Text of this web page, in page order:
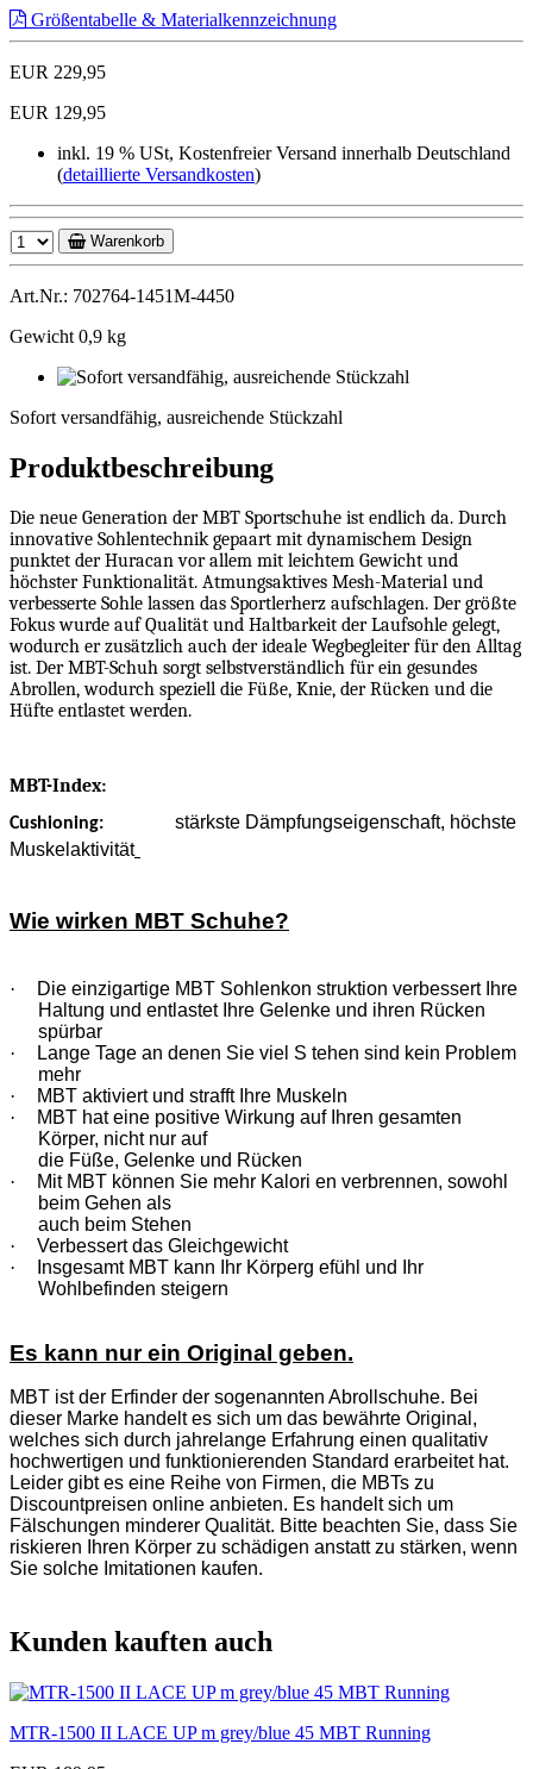
Größentabelle & Materialkennzeichnung
EUR 229,95
EUR 129,95
inkl. 19 % USt, Kostenfreier Versand innerhalb Deutschland
(detaillierte Versandkosten)
Warenkorb
Art.Nr.: 702764-1451M-4450
Gewicht 0,9 kg
Sofort versandfähig, ausreichende Stückzahl
Produktbeschreibung
Die neue Generation der MBT Sportschuhe ist endlich da. Durch
innovative Sohlentechnik gepaart mit dynamischem Design
punktet der Huracan vor allem mit leichtem Gewicht und
höchster Funktionalität. Atmungsaktives Mesh-Material und
verbesserte Sohle lassen das Sportlerherz aufschlagen. Der größte
Fokus wurde auf Qualität und Haltbarkeit der Laufsohle gelegt,
wodurch er zusätzlich auch der ideale Wegbegleiter für den Alltag
ist. Der MBT-Schuh sorgt selbstverständlich für ein gesundes
Abrollen, wodurch speziell die Füße, Knie, der Rücken und die
Hüfte entlastet werden.
MBT-Index:
Cushioning:
stärkste Dämpfungseigenschaft, höchste
Muskelaktivität
Wie wirken MBT Schuhe?
·
Die einzigartige MBT Sohlenkon struktion verbessert Ihre
Haltung und entlastet Ihre Gelenke und ihren Rücken
spürbar
·
Lange Tage an denen Sie viel S tehen sind kein Problem
mehr
·
MBT aktiviert und strafft Ihre Muskeln
·
MBT hat eine positive Wirkung auf Ihren gesamten
Körper, nicht nur auf
die Füße, Gelenke und Rücken
·
Mit MBT können Sie mehr Kalori en verbrennen, sowohl
beim Gehen als
auch beim Stehen
·
Verbessert das Gleichgewicht
·
Insgesamt MBT kann Ihr Körperg efühl und Ihr
Wohlbefinden steigern
Es kann nur ein Original geben.
MBT ist der Erfinder der sogenannten Abrollschuhe. Bei
dieser Marke handelt es sich um das bewährte Original,
welches sich durch jahrelange Erfahrung einen qualitativ
hochwertigen und funktionierenden Standard erarbeitet hat.
Leider gibt es eine Reihe von Firmen, die MBTs zu
Discountpreisen online anbieten. Es handelt sich um
Fälschungen minderer Qualität. Bitte beachten Sie, dass Sie
riskieren Ihren Körper zu schädigen anstatt zu stärken, wenn
Sie solche Imitationen kaufen.
Kunden kauften auch
MTR-1500 II LACE UP m grey/blue 45 MBT Running